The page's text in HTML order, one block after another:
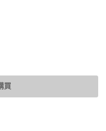
買